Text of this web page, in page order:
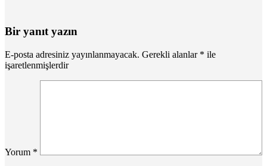
Bir yanıt yazın
E-posta adresiniz yayınlanmayacak. Gerekli alanlar * ile
işaretlenmişlerdir
Yorum *